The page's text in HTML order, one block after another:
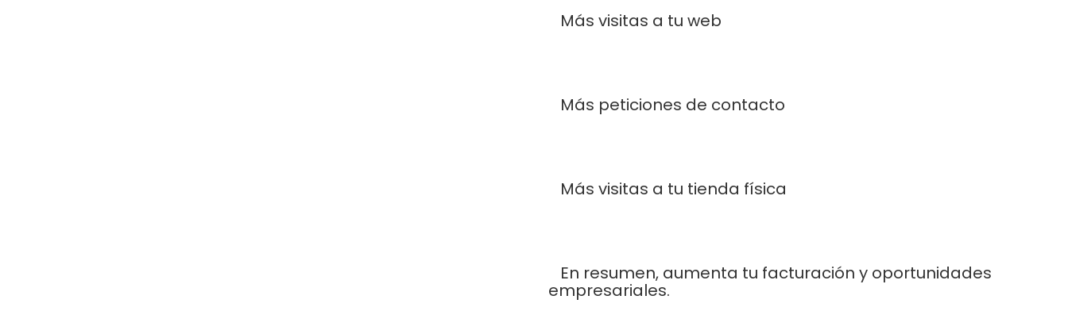
Más visitas a tu web
Más peticiones de contacto
Más visitas a tu tienda física
En resumen, aumenta tu facturación y oportunidades
empresariales.